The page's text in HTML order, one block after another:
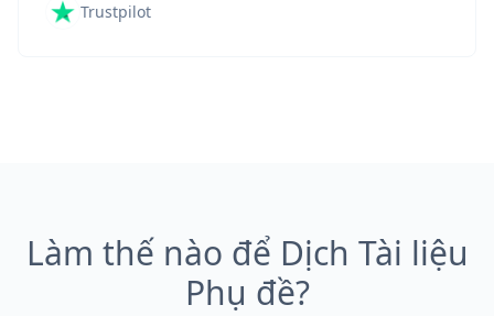
Trustpilot
Làm thế nào để Dịch Tài liệu
Phụ đề?